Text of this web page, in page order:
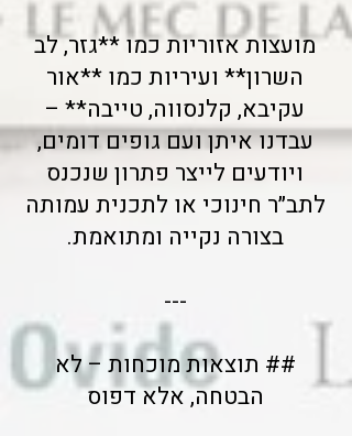
מועצות אזוריות כמו **גזר, לב
השרון** ועיריות כמו **אור
עקיבא, קלנסווה, טייבה** –
עבדנו איתן ועם גופים דומים,
ויודעים לייצר פתרון שנכנס
לתב״ר חינוכי או לתכנית עמותה
בצורה נקייה ומתואמת.
---
## תוצאות מוכחות – לא
הבטחה, אלא דפוס